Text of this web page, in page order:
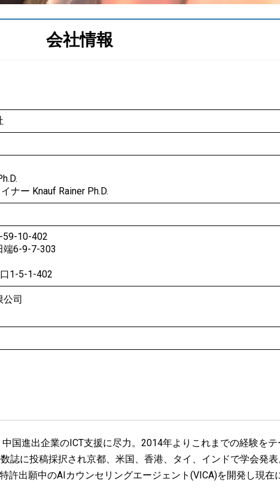
会社情報
ナー Knauf Rainer Ph.D.
59-10-402
6-9-7-303
1-5-1-402
公司
国進出企業のICT支援に尽力。2014年よりこれまでの経験を
誌に投稿採択され京都、米国、香港、タイ、インドで学会発
出願中のAIカウンセリングエージェント(VICA)を開発し現在